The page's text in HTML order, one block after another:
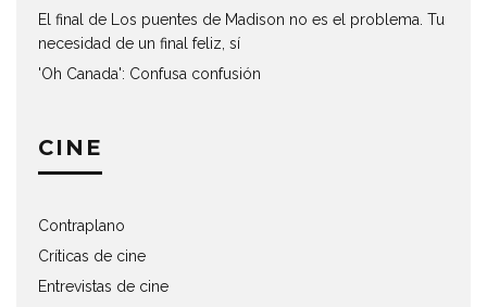
El final de Los puentes de Madison no es el problema. Tu
necesidad de un final feliz, sí
'Oh Canada': Confusa confusión
CINE
Contraplano
Críticas de cine
Entrevistas de cine